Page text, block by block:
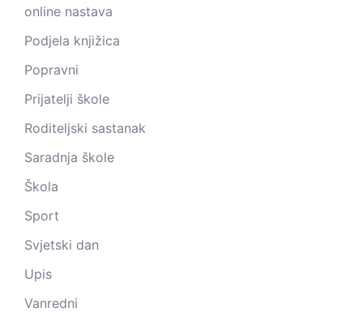
online nastava
Podjela knjižica
Popravni
Prijatelji škole
Roditeljski sastanak
Saradnja škole
Škola
Sport
Svjetski dan
Upis
Vanredni